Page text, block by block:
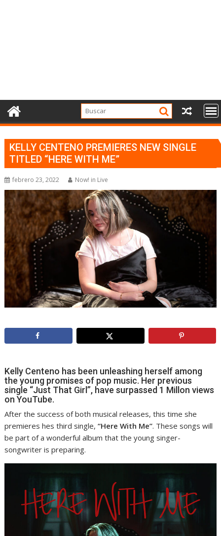
KELLY CENTENO PREMIERES NEW SINGLE
TITLED “HERE WITH ME”
febrero 23, 2022 Now! in Live
Kelly Centeno has been unleashing herself among
the young promises of pop music. Her previous
single “Just That Girl”, have surpassed 1 Millon views
on YouTube.
After the success of both musical releases, this time she
premieres hes third single,“Here With Me”. These songs will
be part of a wonderful album that the young singer-
songwriter is preparing.